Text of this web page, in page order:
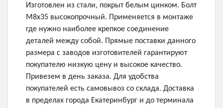
Изготовлен из стали, покрыт белым цинком. Болт
М8х35 высокопрочный. Применяется в монтаже
где нужно наиболее крепкое соединение
деталей между собой. Прямые поставки данного
размера с заводов изготовителей гарантируют
покупателю низкую цену и высокое качество.
Привезем в день заказа. Для удобства
покупателей есть самовывоз со склада. Доставка
в пределах города Екатеринбург и до терминала